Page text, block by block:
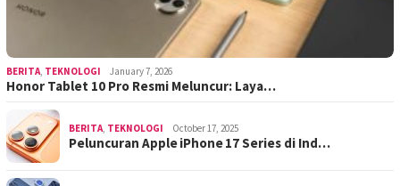
BERITA TEKNOLOGI January 7, 2026
Honor Tablet 10 Pro Resmi Meluncur: Laya…
BERITA TEKNOLOGI October 17, 2025
Peluncuran Apple iPhone 17 Series di Ind…